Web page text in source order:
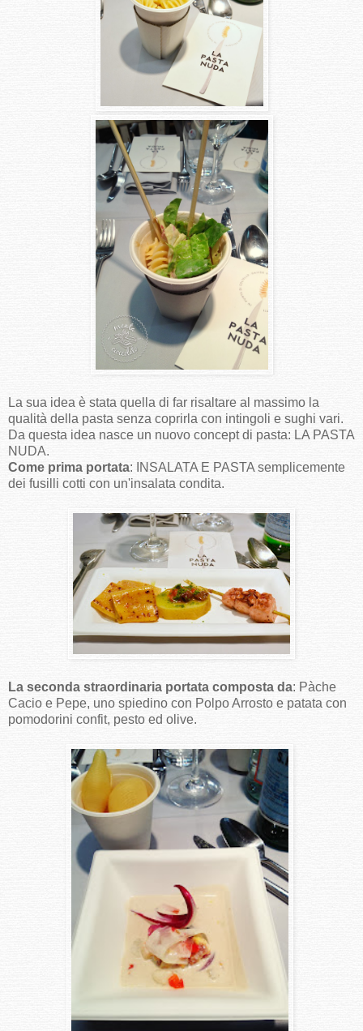
La sua idea è stata quella di far risaltare al massimo la
qualità della pasta senza coprirla con intingoli e sughi vari.
Da questa idea nasce un nuovo concept di pasta: LA PASTA
NUDA.
Come prima portata: INSALATA E PASTA semplicemente
dei fusilli cotti con un'insalata condita.
La seconda straordinaria portata composta da: Pàche
Cacio e Pepe, uno spiedino con Polpo Arrosto e patata con
pomodorini confit, pesto ed olive.